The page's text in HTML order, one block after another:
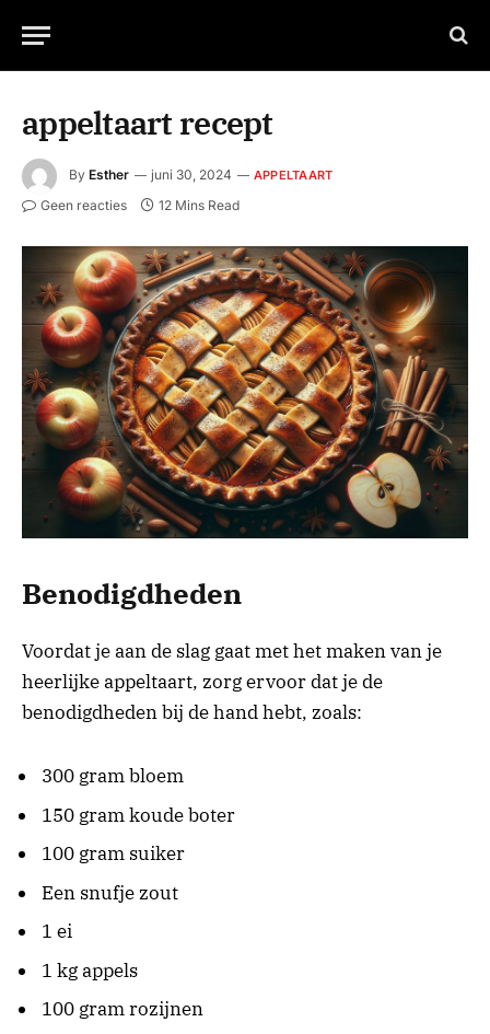
appeltaart recept
By Esther juni 30, 2024 APPELTAART
Geen reacties 12 Mins Read
Benodigdheden
Voordat je aan de slag gaat met het maken van je
heerlijke appeltaart, zorg ervoor dat je de
benodigdheden bij de hand hebt, zoals:
300 gram bloem
150 gram koude boter
100 gram suiker
Een snufje zout
1 ei
1 kg appels
100 gram rozijnen